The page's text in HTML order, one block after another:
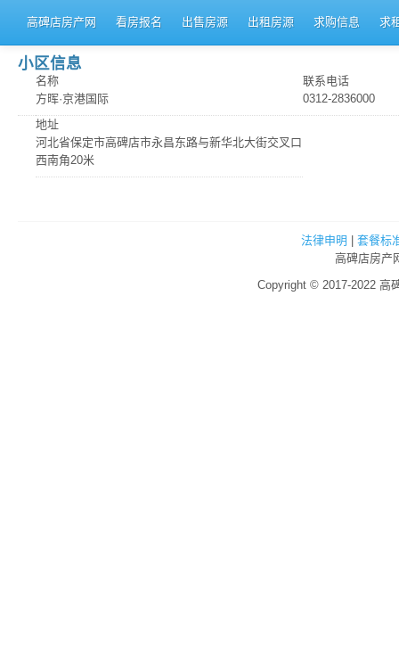
高碑店房产网 看房报名 出售房源 出租房源 求购信息 求
小区信息
名称
方晖·京港国际
地址
河北省保定市高碑店市永昌东路与新华北大街交叉口
西南角20米
联系电话
0312-2836000
法律申明
套餐标
高碑店房产
Copyright © 2017-2022 高